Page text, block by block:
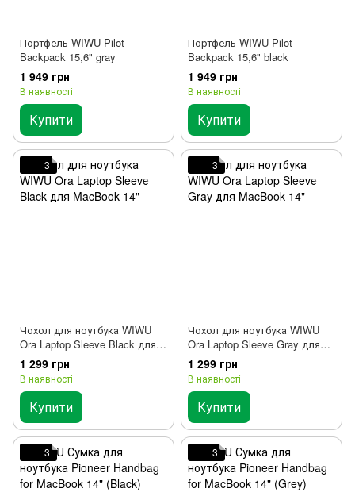
Портфель WIWU Pilot
Backpack 15,6" gray
1 949 грн
В наявності
Купити
Портфель WIWU Pilot
Backpack 15,6" black
1 949 грн
В наявності
Купити
3
Чохол для ноутбука WIWU
Ora Laptop Sleeve Black для
MacBook 14"
1 299 грн
В наявності
Купити
3
Чохол для ноутбука WIWU
Ora Laptop Sleeve Gray для
MacBook 14"
1 299 грн
В наявності
Купити
3 3